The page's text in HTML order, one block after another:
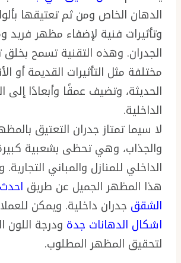
الدهان الخاص ومن ثم تعتيقها
وتأثيرات فنية لإضفاء مظهر فريد
الجدران. وهذه التقنية تسمح بخلق
مختلفة مثل التأثيرات القديمة أو
الحديثة، وتضيف عمقًا وأبعادًا إلى
الداخلية.
لا سيما تمتاز جدران التعتيق
والجذاب، وهي تحظى بشعبية
الداخلي للمنازل والمباني
هذا المظهر الجميل عن طريق
الشقق جدران داخلية. ويمكن
اشكال الدهانات جدة ودرجة اللون
لتحقيق المظهر المطلوب.